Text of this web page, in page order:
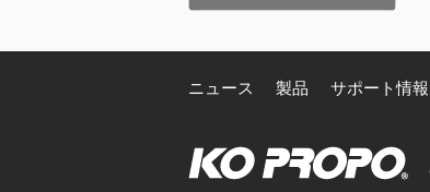
ニュース 製品 サポート情報